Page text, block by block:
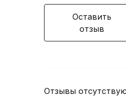
Оставить
отзыв
Отзывы